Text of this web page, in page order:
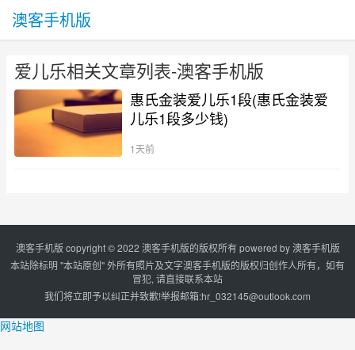
澳客手机版
爱儿乐相关文章列表-澳客手机版
惠氏金装爱儿乐1段(惠氏金装爱
儿乐1段多少钱)
1天前
澳客手机版 copyright © 2022 澳客手机版的版权所有 powered by澳客手机版
本站除标明 "本站原创" 外所有照片及文字澳客手机版的版权归创作人所有，如有
冒犯, 请直接联系本站
我们将立即予以纠正并致歉!举报邮箱:hr_032145@outlook.com
网站地图